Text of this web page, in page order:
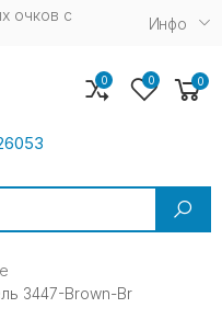
очков c
Инфо
0 0 0
3447-Brown-Br